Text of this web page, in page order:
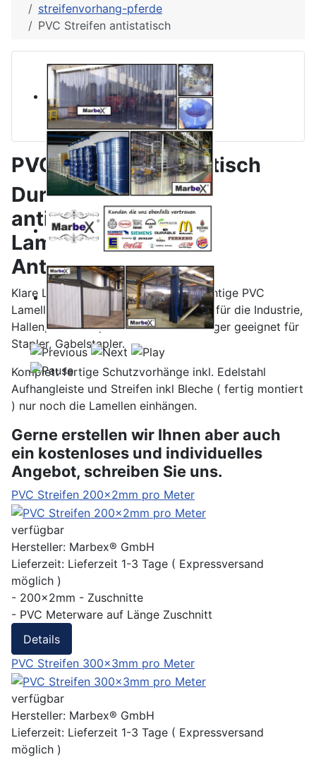
streifenvorhang-pferde
PVC Streifen antistatisch
PVC Streifen antistatisch
Durchsichtiges PVC,
antistatisch /
Lamellenvorhänge
Antielektrostatisch
Klare Lamellen Streifen, bzw durchsichtige PVC
Lamellenvorhänge Antielektrostatisch für die Industrie,
Hallen, Gewerbe, Abstellraum oder Lager geeignet für
Stapler, Gabelstapler.
Komplett fertige Schutzvorhänge inkl. Edelstahl
Aufhangleiste und Streifen inkl Bleche ( fertig montiert
) nur noch die Lamellen einhängen.
Gerne erstellen wir Ihnen aber auch
ein kostenloses und individuelles
Angebot, schreiben Sie uns.
PVC Streifen 200x2mm pro Meter
verfügbar
Hersteller: Marbex® GmbH
Lieferzeit: Lieferzeit 1-3 Tage ( Expressversand
möglich )
- 200x2mm - Zuschnitte
- PVC Meterware auf Länge Zuschnitt
Details
PVC Streifen 300x3mm pro Meter
verfügbar
Hersteller: Marbex® GmbH
Lieferzeit: Lieferzeit 1-3 Tage ( Expressversand
möglich )